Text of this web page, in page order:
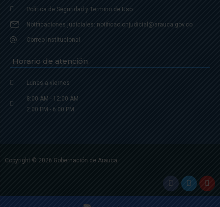
Política de Seguridad y Termino de Uso
Notificaciones judiciales: notificacionjudicial@arauca.gov.co
Correo Institucional
Horario de atención
Lunes a viernes
8:00 AM - 12:00 AM
2:00 PM - 6:00 PM.
Copyright © 2026 Gobernación de Arauca